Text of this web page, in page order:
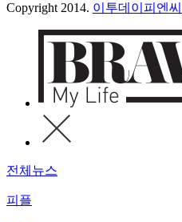
Copyright 2014. 이투데이피엔씨
전체뉴스
피플